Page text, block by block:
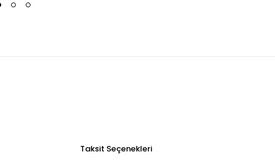
Taksit Seçenekleri